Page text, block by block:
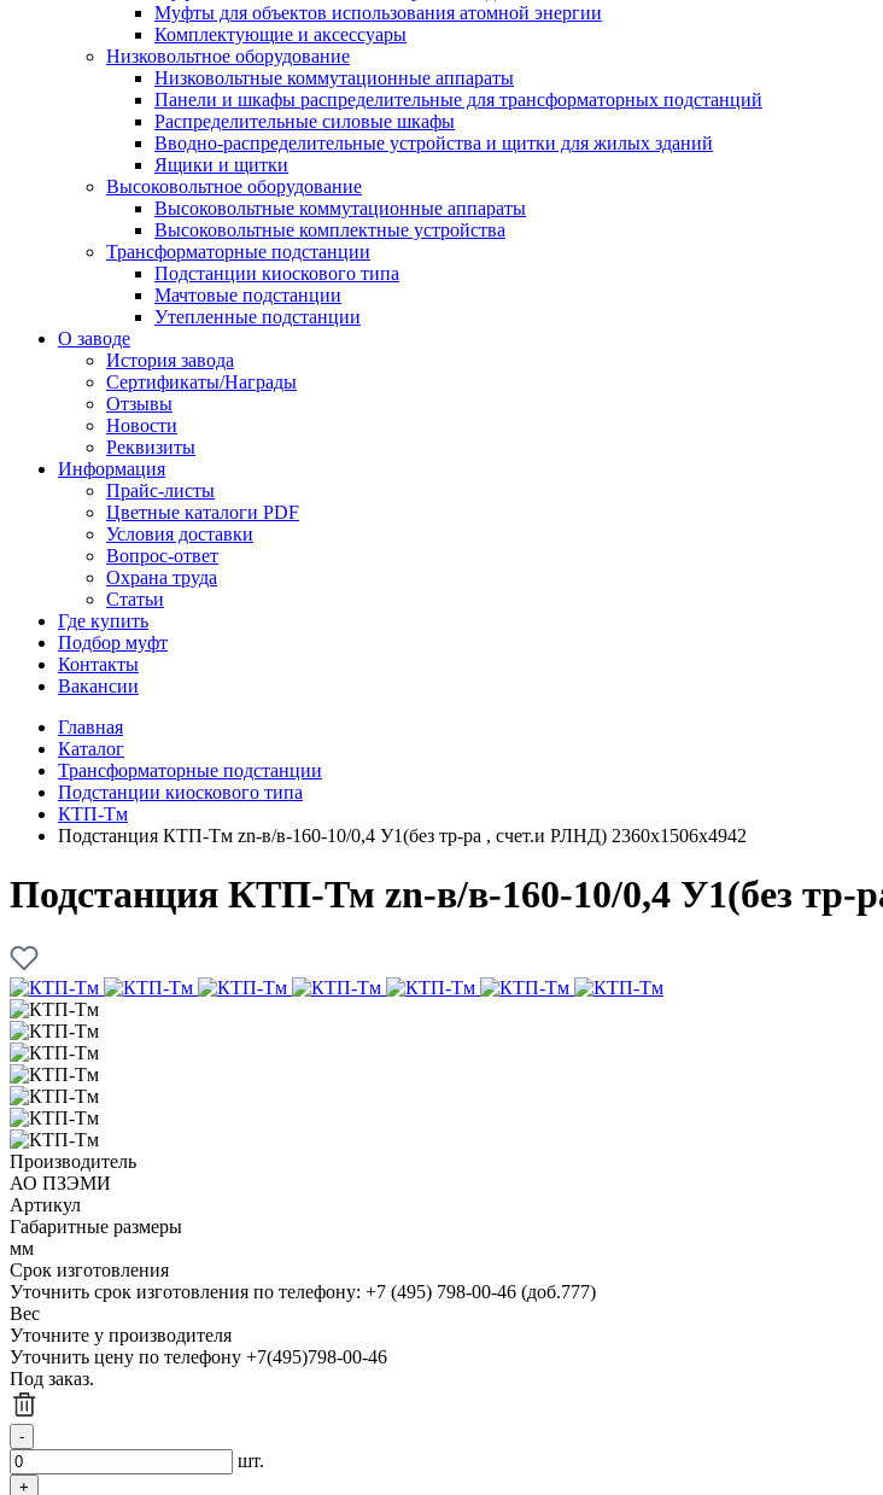
Муфты для объектов использования атомной энергии
Комплектующие и аксессуары
Низковольтное оборудование
Низковольтные коммутационные аппараты
Панели и шкафы распределительные для трансформаторных подстанций
Распределительные силовые шкафы
Вводно-распределительные устройства и щитки для жилых зданий
Ящики и щитки
Высоковольтное оборудование
Высоковольтные коммутационные аппараты
Высоковольтные комплектные устройства
Трансформаторные подстанции
Подстанции киоскового типа
Мачтовые подстанции
Утепленные подстанции
О заводе
История завода
Сертификаты/Награды
Отзывы
Новости
Реквизиты
Информация
Прайс-листы
Цветные каталоги PDF
Условия доставки
Вопрос-ответ
Охрана труда
Статьи
Где купить
Подбор муфт
Контакты
Вакансии
Главная
Каталог
Трансформаторные подстанции
Подстанции киоскового типа
КТП-Тм
Подстанция КТП-Тм zn-в/в-160-10/0,4 У1(без тр-ра , счет.и РЛНД) 2360х1506х4942
Подстанция КТП-Тм zn-в/в-160-10/0,4 У1(без тр-
Производитель
АО ПЗЭМИ
Артикул
Габаритные размеры
мм
Срок изготовления
Уточнить срок изготовления по телефону: +7 (495) 798-00-46 (доб.777)
Вес
Уточните у производителя
Уточнить цену по телефону +7(495)798-00-46
Под заказ.
шт.